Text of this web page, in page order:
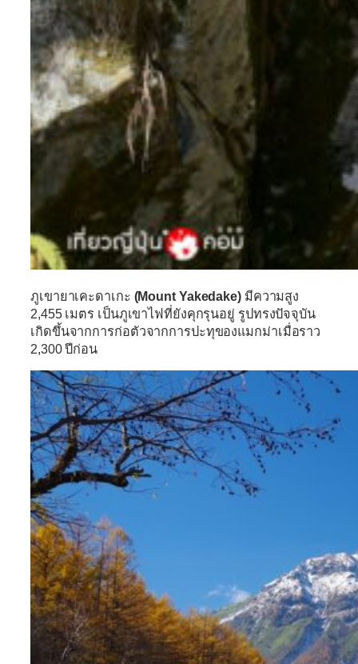
ภูเขายาเคะดาเกะ (Mount Yakedake)มีความสูง
2,455 เมตร เป็นภูเขาไฟที่ยังคุกรุนอยู่ รูปทรงปัจจุบัน
เกิดขึ้นจากการก่อตัวจากการปะทุของแมกม่าเมื่อราว
2,300 ปีก่อน